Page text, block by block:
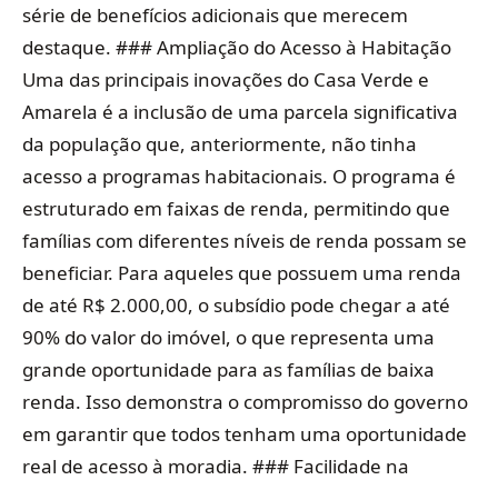
série de benefícios adicionais que merecem
destaque. ### Ampliação do Acesso à Habitação
Uma das principais inovações do Casa Verde e
Amarela é a inclusão de uma parcela significativa
da população que, anteriormente, não tinha
acesso a programas habitacionais. O programa é
estruturado em faixas de renda, permitindo que
famílias com diferentes níveis de renda possam se
beneficiar. Para aqueles que possuem uma renda
de até R$ 2.000,00, o subsídio pode chegar a até
90% do valor do imóvel, o que representa uma
grande oportunidade para as famílias de baixa
renda. Isso demonstra o compromisso do governo
em garantir que todos tenham uma oportunidade
real de acesso à moradia. ### Facilidade na